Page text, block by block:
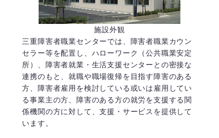
施設外観
三重障害者職業センターでは、障害者職業カウン
セラー等を配置し、ハローワーク（公共職業安定
所）、障害者就業・生活支援センターとの密接な
連携のもと、就職や職場復帰を目指す障害のある
方、障害者雇用を検討している或いは雇用してい
る事業主の方、障害のある方の就労を支援する関
係機関の方に対して、支援・サービスを提供して
います。